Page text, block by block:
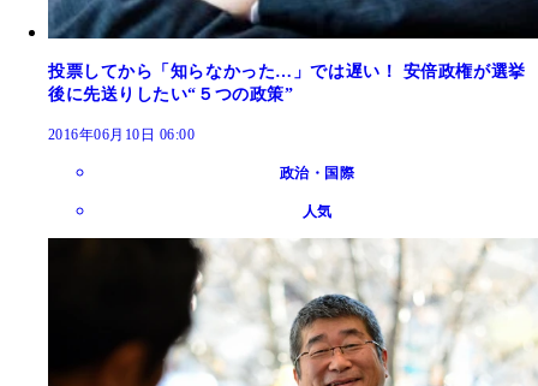
投票してから「知らなかった…」では遅い！ 安倍政権が選挙
後に先送りしたい“５つの政策”
2016年06月10日 06:00
政治・国際
人気